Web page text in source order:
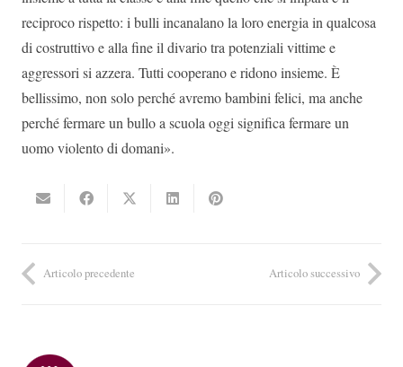
reciproco rispetto: i bulli incanalano la loro energia in qualcosa
di costruttivo e alla fine il divario tra potenziali vittime e
aggressori si azzera. Tutti cooperano e ridono insieme. È
bellissimo, non solo perché avremo bambini felici, ma anche
perché fermare un bullo a scuola oggi significa fermare un
uomo violento di domani».
Articolo precedente Articolo successivo